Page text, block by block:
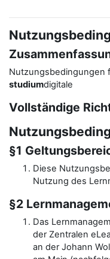
Nutzungsbedingungen
studiumdigitale
Vollständige
§1
Diese
Nutzung des
§2
Das
der Zentralen
an der Johann